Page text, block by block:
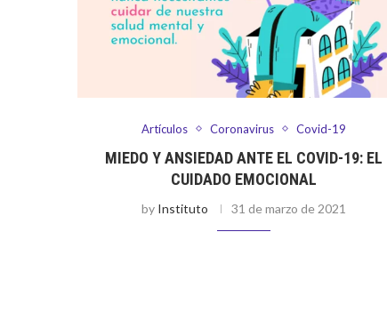
Artículos Coronavirus Covid-19
MIEDO Y ANSIEDAD ANTE EL COVID-19: EL
CUIDADO EMOCIONAL
by Instituto 31 de marzo de 2021